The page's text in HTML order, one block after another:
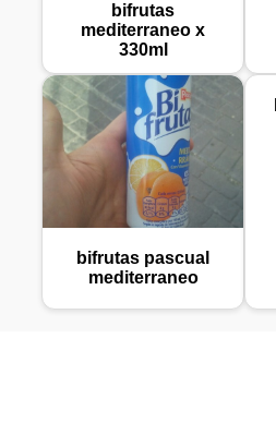
bifrutas
mediterraneo x
330ml
bifrutas pascual
mediterraneo